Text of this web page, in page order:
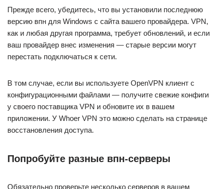
Прежде всего, убедитесь, что вы установили последнюю
версию впн для Windows с сайта вашего провайдера. VPN,
как и любая другая программа, требует обновлений, и если
ваш провайдер внес изменения — старые версии могут
перестать подключаться к сети.
В том случае, если вы используете OpenVPN клиент с
конфигурационными файлами — получите свежие конфиги
у своего поставщика VPN и обновите их в вашем
приложении. У Whoer VPN это можно сделать на странице
восстановления доступа.
Попробуйте разные впн-серверы
Обязательно проверьте несколько серверов в вашем